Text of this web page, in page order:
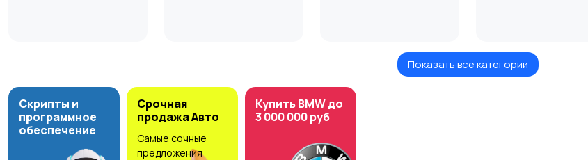
картридеры
Программное
обеспечение
Рули, джойстики,
Показать все категории
Скрипты и
программное
обеспечение
Срочная
продажа Авто
Самые сочные
предложения
Купить BMW до
3 000 000 руб